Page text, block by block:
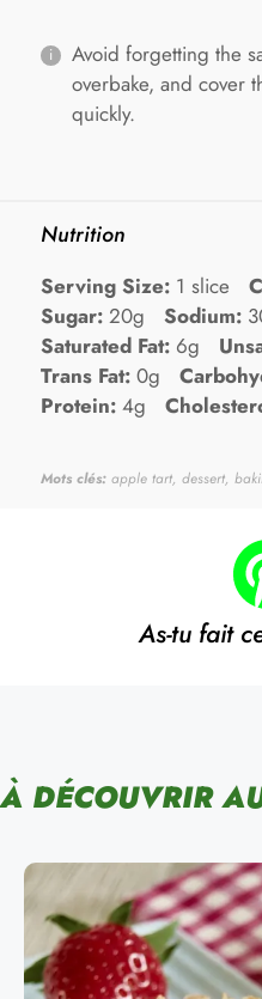
Avoid forgetting the
overbake, and cover
quickly.
Nutrition
Serving Size: 1 slice
Sugar: 20g Sodium:
Saturated Fat: 6g
Trans Fat: 0g
Protein: 4g
Mots clés: apple tart, dessert,
As-tu fait
À DÉCOUVRIR